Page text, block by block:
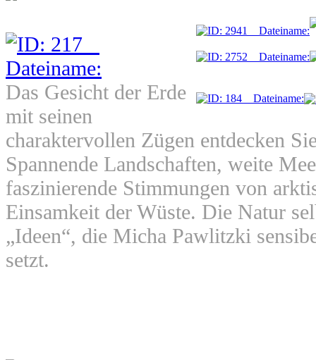
Das Gesicht der Erde
mit seinen
charaktervollen Zügen entdecken
Spannende Landschaften, weite
faszinierende Stimmungen von
Einsamkeit der Wüste. Die Natur
„Ideen“, die Micha Pawlitzki
setzt.